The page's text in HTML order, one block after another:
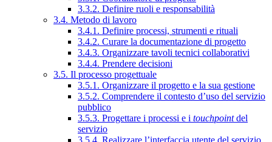
3.3.2. Definire ruoli e responsabilità
3.4. Metodo di lavoro
3.4.1. Definire processi, strumenti e rituali
3.4.2. Curare la documentazione di progetto
3.4.3. Organizzare tavoli tecnici collaborativi
3.4.4. Prendere decisioni
3.5. Il processo progettuale
3.5.1. Organizzare il progetto e la sua gestione
3.5.2. Comprendere il contesto d’uso del servizio
pubblico
3.5.3. Progettare i processi e i touchpointdel
servizio
3.5.4. Realizzare l’interfaccia utente del servizio